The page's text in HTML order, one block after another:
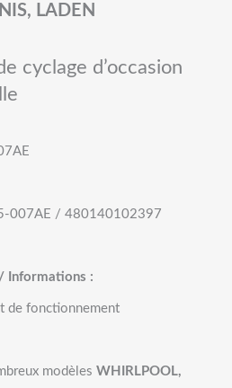
LADEN
cyclage d’occasion
007AE / 480140102397
Informations :
de fonctionnement
modèles WHIRLPOOL,